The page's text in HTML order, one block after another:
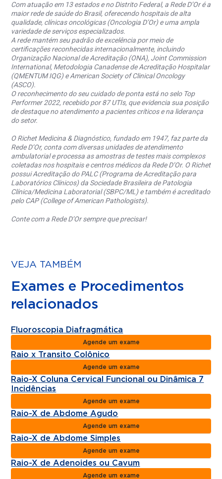
Com atuação em 13 estados e no Distrito Federal, a Rede D’Or é a
maior rede de saúde do Brasil, oferecendo hospitais de alta
qualidade, clínicas oncológicas (Oncologia D’Or) e uma ampla
variedade de serviços especializados.
A rede mantém seu padrão de excelência por meio de
certificações reconhecidas internacionalmente, incluindo
Organização Nacional de Acreditação (ONA), Joint Commission
International, Metodologia Canadense de Acreditação Hospitalar
(QMENTUM IQG) e American Society of Clinical Oncology
(ASCO).
O reconhecimento do seu cuidado de ponta está no selo Top
Performer 2022, recebido por 87 UTIs, que evidencia sua posição
de destaque no atendimento a pacientes críticos e na liderança
do setor.
O Richet Medicina & Diagnóstico, fundado em 1947, faz parte da
Rede D’Or, conta com diversas unidades de atendimento
ambulatorial e processa as amostras de testes mais complexos
coletadas nos hospitais e centros médicos da Rede D’Or. O Richet
possui Acreditação do PALC (Programa de Acreditação para
Laboratórios Clínicos) da Sociedade Brasileira de Patologia
Clínica/Medicina Laboratorial (SBPC/ML) e também é acreditado
pelo CAP (College of American Pathologists).
Conte com a Rede D’Or sempre que precisar!
VEJA TAMBÉM
Exames e Procedimentos
relacionados
Fluoroscopia Diafragmática
Agende um exame
Raio x Transito Colônico
Agende um exame
Raio-X Coluna Cervical Funcional ou Dinâmica 7
Incidências
Agende um exame
Raio-X de Abdome Agudo
Agende um exame
Raio-X de Abdome Simples
Agende um exame
Raio-X de Adenoides ou Cavum
Agende um exame